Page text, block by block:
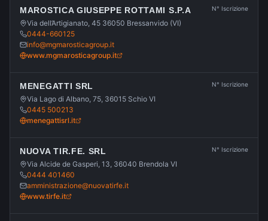
MAROSTICA GIUSEPPE ROTTAMI S.P.A
Via dell’Artigianato, 45 36050 Bressanvido (VI)
0444-660125
info@mgmarosticagroup.it
www.mgmarosticagroup.it
N° Iscrizione
MENEGATTI SRL
Via Lago di Albano, 75, 36015 Schio VI
0445 500213
menegattisrl.it
N° Iscrizione
NUOVA TIR.FE. SRL
Via Alcide de Gasperi, 13, 36040 Brendola VI
0444 401460
amministrazione@nuovatirfe.it
www.tirfe.it
N° Iscrizione